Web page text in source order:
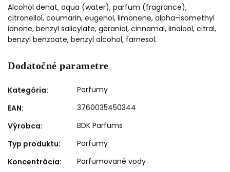
Alcohol denat, aqua (water), parfum (fragrance),
citronellol, coumarin, eugenol, limonene, alpha-isomethyl
ionone, benzyl salicylate, geraniol, cinnamal, linalool, citral,
benzyl benzoate, benzyl alcohol, farnesol.
Dodatočné parametre
Kategória:
Parfumy
EAN:
3760035450344
Výrobca:
BDK Parfums
Typ produktu:
Parfumy
Koncentrácia:
Parfumované vody